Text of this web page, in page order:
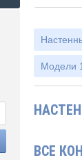
Модели
ВСЕ